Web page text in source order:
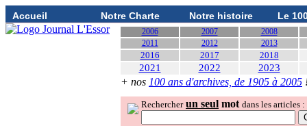
Accueil Notre Charte Notre histoire Le
2006 2007
2008
2011
2012 2013
2016 2017 2018
2021 2022 2023
+ nos 100 ans d'archives, de 1905 à 2005
Rechercher un seul mot dans les articles :